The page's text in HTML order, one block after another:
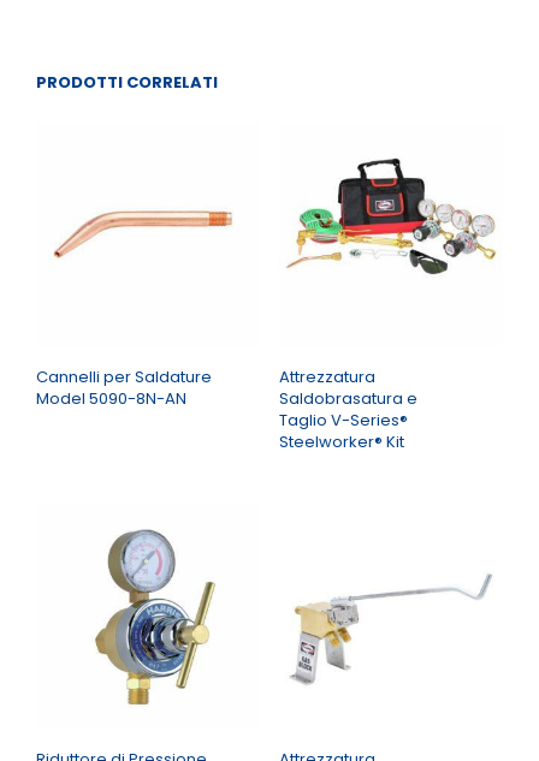
PRODOTTI CORRELATI
Cannelli per Saldature
Model 5090-8N-AN
Attrezzatura
Saldobrasatura e
Taglio V-Series®
Steelworker® Kit